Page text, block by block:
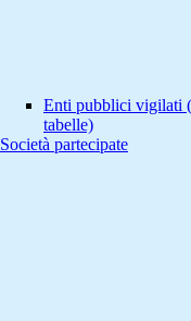
Enti pubblici vigilati
tabelle)
Società partecipate